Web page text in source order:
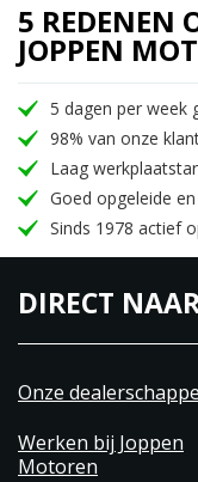
5 REDENEN
JOPPEN
5 dagen per week
98% van onze
Laag
Goed opgeleide
Sinds 1978 actief
DIRECT
Onze
Werken bij Joppen
Motoren